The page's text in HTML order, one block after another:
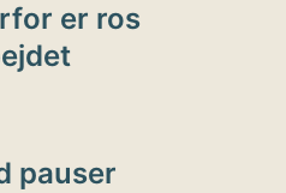
er ros
pauser